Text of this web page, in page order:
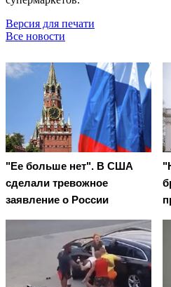
Версия для печати
Все новости
"Ее больше нет". В США
сделали тревожное
заявление о России